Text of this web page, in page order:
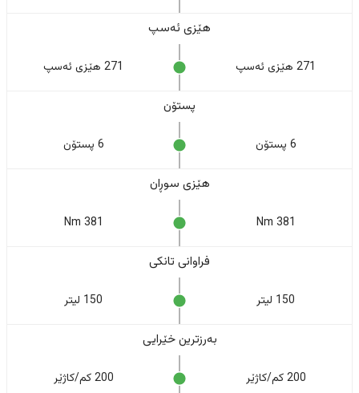
هێزی ئەسپ
271 هێزی ئەسپ 271 هێزی ئەسپ
پستۆن
6 پستۆن 6 پستۆن
هێزی سوڕان
381 Nm
381 Nm
فراوانی تانکی
150 لیتر 150 لیتر
بەرزترین خێرایی
200 کم/کاژێر 200 کم/کاژێر